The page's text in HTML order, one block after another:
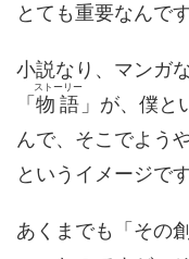
とても重要なんです
小説なり、マンガ
「 物語
ストーリー
」が、僕と
んで、そこでよう
というイメージです
あくまでも「その